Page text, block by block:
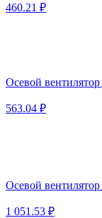
460.21 ₽
Осевой
563.04 ₽
Осевой
1 051.53 ₽